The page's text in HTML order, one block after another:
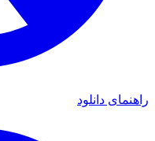
دانلود